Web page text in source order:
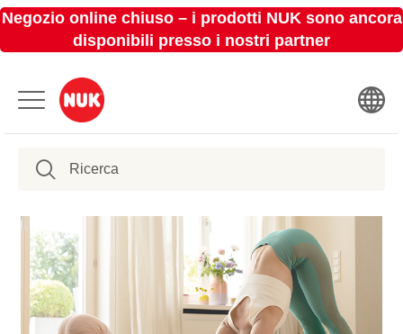
Negozio online chiuso – i prodotti NUK sono ancora
disponibili presso i nostri partner